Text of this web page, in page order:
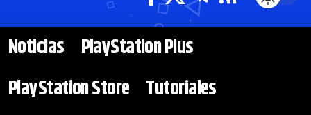
Noticias
PlayStation Plus
PlayStation Store Tutoriales